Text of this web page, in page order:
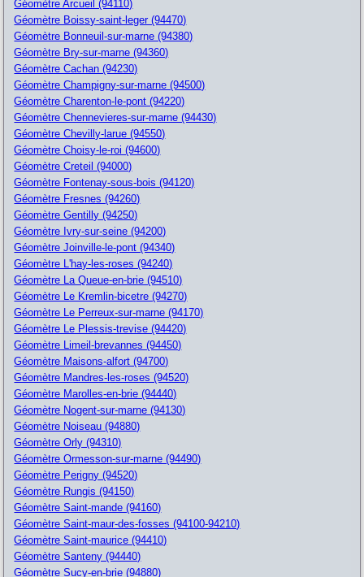
Géomètre Arcueil (94110)
Géomètre Boissy-saint-leger (94470)
Géomètre Bonneuil-sur-marne (94380)
Géomètre Bry-sur-marne (94360)
Géomètre Cachan (94230)
Géomètre Champigny-sur-marne (94500)
Géomètre Charenton-le-pont (94220)
Géomètre Chennevieres-sur-marne (94430)
Géomètre Chevilly-larue (94550)
Géomètre Choisy-le-roi (94600)
Géomètre Creteil (94000)
Géomètre Fontenay-sous-bois (94120)
Géomètre Fresnes (94260)
Géomètre Gentilly (94250)
Géomètre Ivry-sur-seine (94200)
Géomètre Joinville-le-pont (94340)
Géomètre L'hay-les-roses (94240)
Géomètre La Queue-en-brie (94510)
Géomètre Le Kremlin-bicetre (94270)
Géomètre Le Perreux-sur-marne (94170)
Géomètre Le Plessis-trevise (94420)
Géomètre Limeil-brevannes (94450)
Géomètre Maisons-alfort (94700)
Géomètre Mandres-les-roses (94520)
Géomètre Marolles-en-brie (94440)
Géomètre Nogent-sur-marne (94130)
Géomètre Noiseau (94880)
Géomètre Orly (94310)
Géomètre Ormesson-sur-marne (94490)
Géomètre Perigny (94520)
Géomètre Rungis (94150)
Géomètre Saint-mande (94160)
Géomètre Saint-maur-des-fosses (94100-94210)
Géomètre Saint-maurice (94410)
Géomètre Santeny (94440)
Géomètre Sucy-en-brie (94880)